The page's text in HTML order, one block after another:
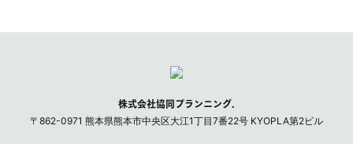
株式会社協同プランニング.
〒 862-0971 熊本県熊本市中央区大江1丁目7番22号 KYOPLA第2ビル